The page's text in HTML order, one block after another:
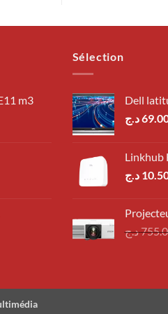
m3
Sélection
Dell
د.ج
Linkhub
د.ج
د.ج